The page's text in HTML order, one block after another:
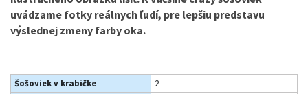
uvádzame fotky reálnych ľudí, pre lepšiu predstavu
výslednej zmeny farby oka.
Šošoviek v krabičke
2